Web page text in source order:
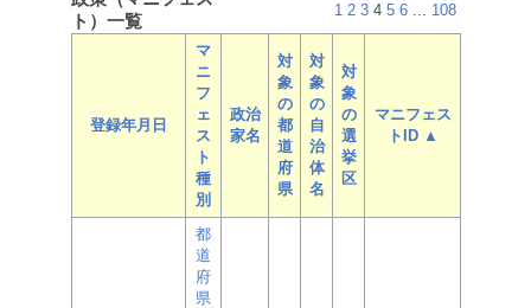
ト）一覧
1 2 3 4 5 6 ... 108
登録年月日
マ
ニ
フ
ェ
ス
ト
種
別
政治
家名
対
象
の
都
道
府
県
対
象
の
自
治
体
名
対
象
の
選
挙
区
マニフェス
トID ▲
都
道
府
県